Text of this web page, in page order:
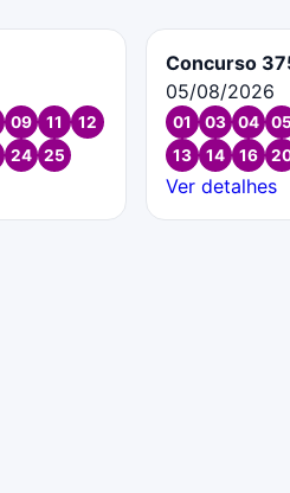
09 11
12
24 25
Concurso
05/08/2026
01 03 04 05
13
14 16
Ver detalhes